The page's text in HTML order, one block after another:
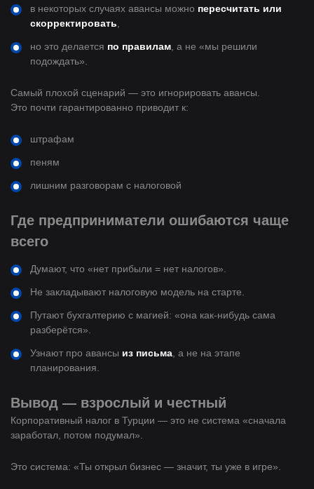
в некоторых случаях авансы можно пересчитать или
скорректировать
но это делается по правилам , а не «мы решили
подождать».
Самый плохой сценарий — это игнорировать авансы.
Это почти гарантированно приводит к:
штрафам
пеням
лишним разговорам с налоговой
Где предприниматели ошибаются чаще
всего
Думают, что «нет прибыли = нет налогов».
Не закладывают налоговую модель на старте.
Путают бухгалтерию с магией: «она как-нибудь сама
разберётся».
Узнают про авансы из письма , а не на этапе
планирования.
Вывод — взрослый и честный
Корпоративный налог в Турции — это не система «сначала
заработал, потом подумал».
Это система: «Ты открыл бизнес — значит, ты уже в игре».